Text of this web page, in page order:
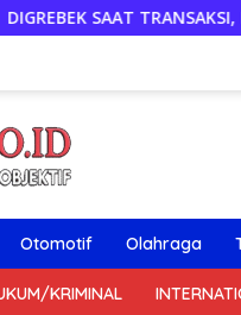
PENGEDAR SABU DI
Otomotif Olahraga
KRIMINAL